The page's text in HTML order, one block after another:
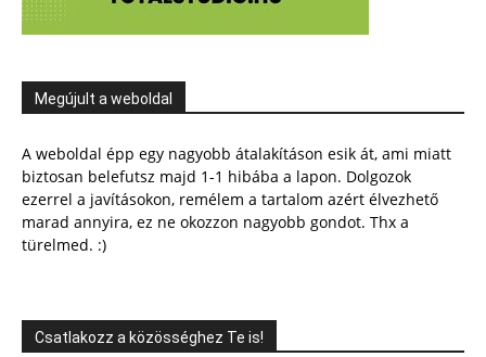
Megújult a weboldal
A weboldal épp egy nagyobb átalakításon esik át, ami miatt
biztosan belefutsz majd 1-1 hibába a lapon. Dolgozok
ezerrel a javításokon, remélem a tartalom azért élvezhető
marad annyira, ez ne okozzon nagyobb gondot. Thx a
türelmed. :)
Csatlakozz a közösséghez Te is!